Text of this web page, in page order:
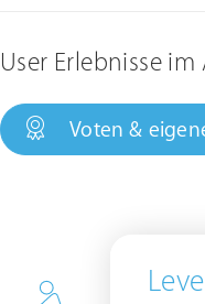
User Erlebnisse
Voten &